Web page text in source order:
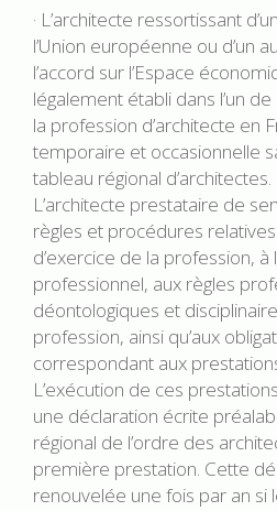
· L’architecte ressortissant
l’Union européenne ou d’un
l’accord sur l’Espace
légalement établi dans l’un
la profession d’architecte en
temporaire et occasionnelle
tableau régional d’architectes.
L’architecte prestataire de
règles et procédures
d’exercice de la profession, à
professionnel, aux règles
déontologiques et
profession, ainsi qu’aux
correspondant aux
L’exécution de ces
une déclaration écrite
régional de l’ordre des
première prestation. Cette
renouvelée une fois par an si